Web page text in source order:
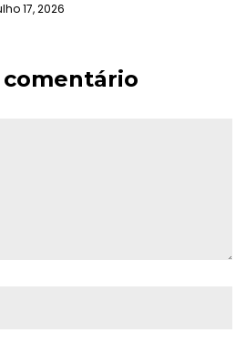
17, 2026
comentário